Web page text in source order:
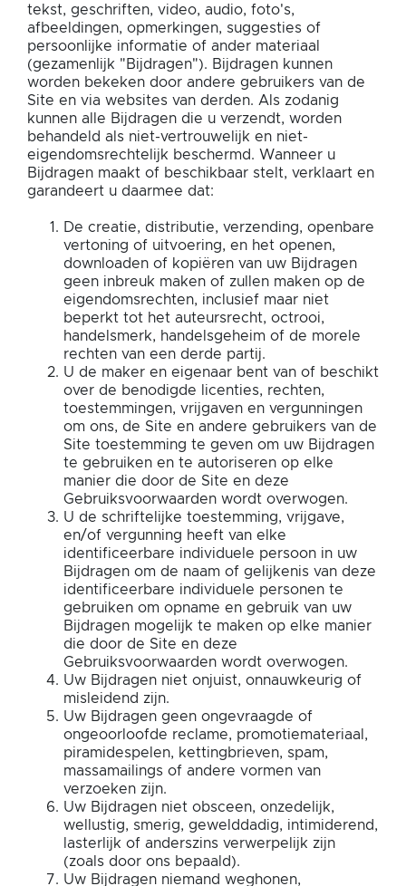
tekst, geschriften, video, audio, foto's,
afbeeldingen, opmerkingen, suggesties of
persoonlijke informatie of ander materiaal
(gezamenlijk "Bijdragen"). Bijdragen kunnen
worden bekeken door andere gebruikers van de
Site en via websites van derden. Als zodanig
kunnen alle Bijdragen die u verzendt, worden
behandeld als niet-vertrouwelijk en niet-
eigendomsrechtelijk beschermd. Wanneer u
Bijdragen maakt of beschikbaar stelt, verklaart en
garandeert u daarmee dat:
De creatie, distributie, verzending, openbare
vertoning of uitvoering, en het openen,
downloaden of kopiëren van uw Bijdragen
geen inbreuk maken of zullen maken op de
eigendomsrechten, inclusief maar niet
beperkt tot het auteursrecht, octrooi,
handelsmerk, handelsgeheim of de morele
rechten van een derde partij.
U de maker en eigenaar bent van of beschikt
over de benodigde licenties, rechten,
toestemmingen, vrijgaven en vergunningen
om ons, de Site en andere gebruikers van de
Site toestemming te geven om uw Bijdragen
te gebruiken en te autoriseren op elke
manier die door de Site en deze
Gebruiksvoorwaarden wordt overwogen.
U de schriftelijke toestemming, vrijgave,
en/of vergunning heeft van elke
identificeerbare individuele persoon in uw
Bijdragen om de naam of gelijkenis van deze
identificeerbare individuele personen te
gebruiken om opname en gebruik van uw
Bijdragen mogelijk te maken op elke manier
die door de Site en deze
Gebruiksvoorwaarden wordt overwogen.
Uw Bijdragen niet onjuist, onnauwkeurig of
misleidend zijn.
Uw Bijdragen geen ongevraagde of
ongeoorloofde reclame, promotiemateriaal,
piramidespelen, kettingbrieven, spam,
massamailings of andere vormen van
verzoeken zijn.
Uw Bijdragen niet obsceen, onzedelijk,
wellustig, smerig, gewelddadig, intimiderend,
lasterlijk of anderszins verwerpelijk zijn
(zoals door ons bepaald).
Uw Bijdragen niemand weghonen,